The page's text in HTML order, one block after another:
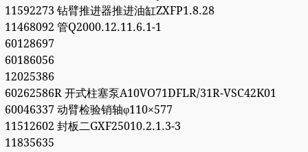
11592273 钻臂推进器推进油缸ZXFP1.8.28
11468092 管Q2000.12.11.6.1-1
60128697
60186056
12025386
60262586R 开式柱塞泵A10VO71DFLR/31R-VSC42K01
60046337 动臂检验销轴φ110×577
11512602 封板二GXF25010.2.1.3-3
11835635